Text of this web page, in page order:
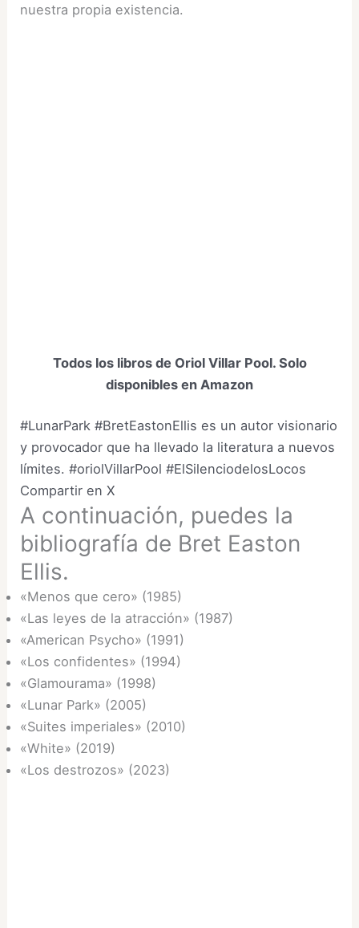
nuestra propia existencia.
Todos los libros de Oriol Villar Pool. Solo
disponibles en Amazon
#LunarPark #BretEastonEllis es un autor visionario
y provocador que ha llevado la literatura a nuevos
límites. #oriolVillarPool #ElSilenciodelosLocos
Compartir en X
A continuación, puedes la
bibliografía de Bret Easton
Ellis.
«Menos que cero» (1985)
«Las leyes de la atracción» (1987)
«American Psycho» (1991)
«Los confidentes» (1994)
«Glamourama» (1998)
«Lunar Park» (2005)
«Suites imperiales» (2010)
«White» (2019)
«Los destrozos» (2023)